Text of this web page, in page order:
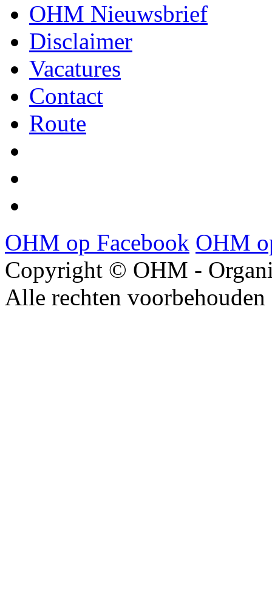
OHM Nieuwsbrief
Disclaimer
Vacatures
Contact
Route
OHM op Facebook OHM
Copyright © OHM -
Alle rechten